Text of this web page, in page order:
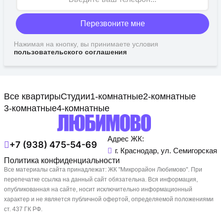
Перезвоните мне
Нажимая на кнопку, вы принимаете условия
пользовательского соглашения
Все квартирыСтудии1-комнатные2-комнатные
3-комнатные4-комнатные
Адрес ЖК:
г. Краснодар, ул. Семигорская
+7 (938) 475-54-69
Политика конфиденциальности
Все материалы сайта принадлежат: ЖК "Микрорайон Любимово". При
перепечатке ссылка на данный сайт обязательна. Вся информация,
опубликованная на сайте, носит исключительно информационный
характер и не является публичной офертой, определяемой положениями
ст. 437 ГК РФ.